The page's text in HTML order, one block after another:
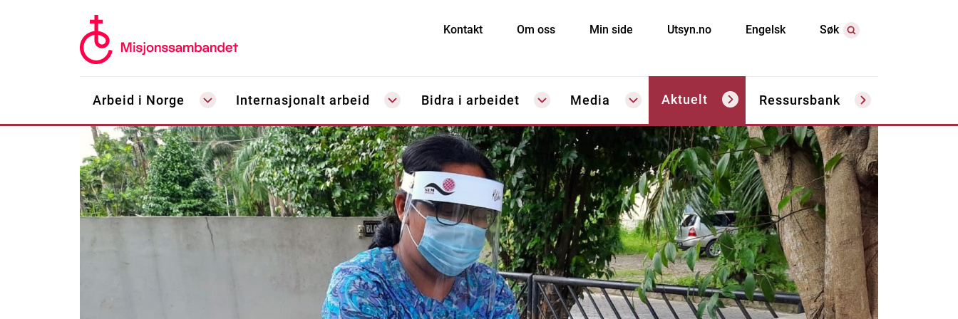
Kontakt Om oss Min side Utsyn.no Engelsk Søk
Arbeid i Norge Internasjonalt arbeid Bidra i arbeidet Media Aktuelt Ressursbank